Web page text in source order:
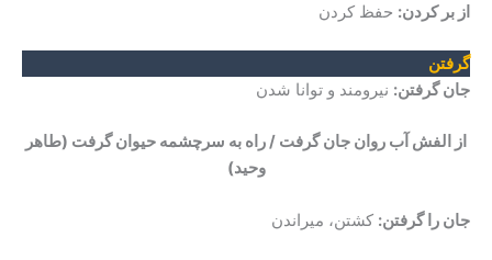
از بر کردن: حفظ کردن
گرفتن
جان گرفتن: نیرومند و توانا شدن
از الفش آب روان جان گرفت / راه به سرچشمه حیوان گرفت (طاهر
وحید)
جان را گرفتن: کشتن، میراندن